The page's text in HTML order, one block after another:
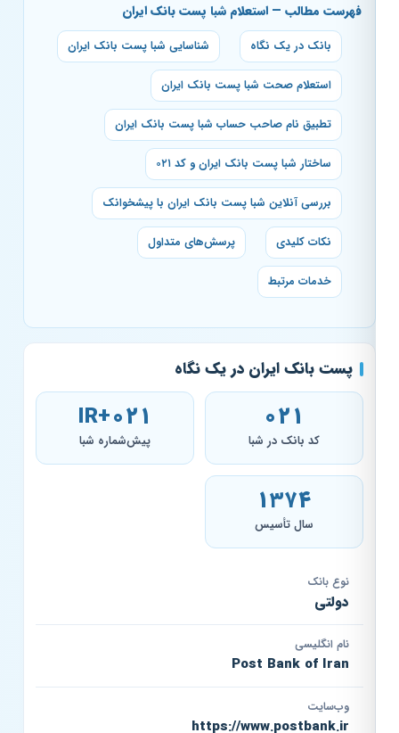
فهرست مطالب — استعلام شبا پست بانک ایران
بانک در یک نگاه شناسایی شبا پست بانک ایران
استعلام صحت شبا پست بانک ایران
تطبیق نام صاحب حساب شبا پست بانک ایران
ساختار شبا پست بانک ایران و کد ۰۲۱
بررسی آنلاین شبا پست بانک ایران با پیشخوانک
نکات کلیدی پرسش‌های متداول
خدمات مرتبط
پست بانک ایران در یک نگاه
021
کد بانک در شبا
IR+021
پیش‌شماره شبا
۱۳۷۴
سال تأسیس
نوع بانک
دولتی
نام انگلیسی
Post Bank of Iran
وب‌سایت
https://www.postbank.ir